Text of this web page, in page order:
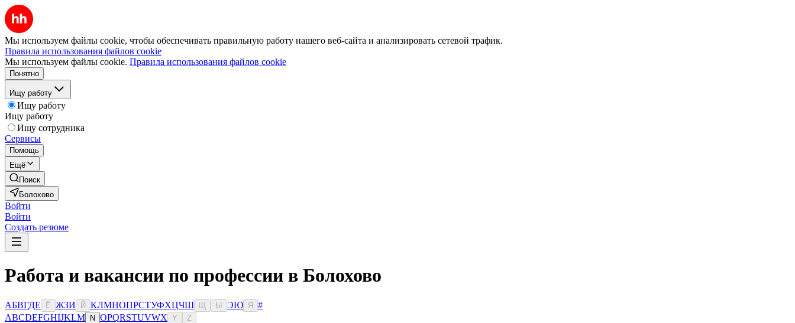
Мы используем файлы cookie, чтобы обеспечивать правильную работу нашего веб-сайта и анализировать сетевой трафик.
Правила использования файлов cookie
Мы используем файлы cookie. Правила использования файлов cookie
Понятно
Ищу работу
Ищу работу
Ищу работу
Ищу сотрудника
Сервисы
Помощь
Ещё
Поиск
Болохово
Войти
Войти
Создать резюме
Работа и вакансии по профессии в Болохово
АБВГДЕ Ё ЖЗИ Й КЛМНОПРСТУФХЦЧШ Ы ЭЮ Я
#
ABCDEFGHIJKLM N OPQRSTUVWX Y Z